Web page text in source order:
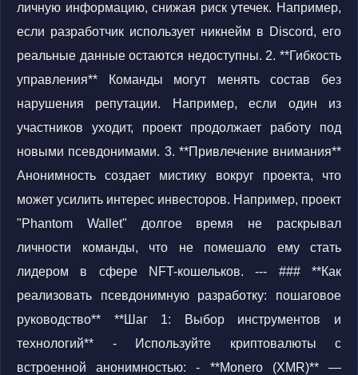
личную информацию, снижая риск утечек. Например,
если разработчик использует никнейм в Discord, его
реальные данные остаются недоступны. 2. **Гибкость
управления** Команды могут менять состав без
нарушения репутации. Например, если один из
участников уходит, проект продолжает работу под
новыми псевдонимами. 3. **Привлечение внимания**
Анонимность создает мистику вокруг проекта, что
может усилить интерес инвесторов. Например, проект
"Phantom Wallet" долгое время не раскрывал
личности команды, что не помешало ему стать
лидером в сфере NFT-кошельков. --- ### **Как
реализовать псевдонимную разработку: пошаговое
руководство** **Шаг 1: Выбор инструментов и
технологий** - Используйте криптовалюты с
встроенной анонимностью: - **Monero (XMR)** —